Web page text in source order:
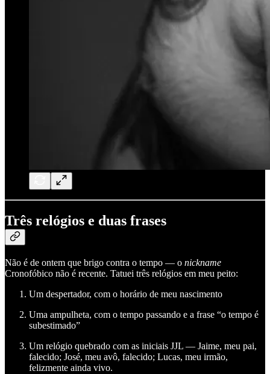
Três relógios e duas frases
Não é de ontem que brigo contra o tempo — o nickname
Cronofóbico não é recente. Tatuei três relógios em meu peito:
Um despertador, com o horário de meu nascimento
Uma ampulheta, com o tempo passando e a frase “o tempo é
subestimado”
Um relógio quebrado com as iniciais JJL — Jaime, meu pai,
falecido; José, meu avô, falecido; Lucas, meu irmão,
felizmente ainda vivo.